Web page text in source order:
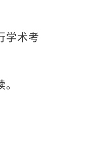
学术考